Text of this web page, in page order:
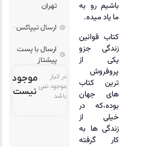
باشیم رو به
ما یاد میده.
کتاب قوانین
زندگی جزو
یکی از
پروفروش
ترین کتاب
های جهان
بوده،که در
خیلی از
زندگی ها به
کار گرفته
تهران
ارسال تیپاکس
ارسال با پست
پیشتاز
در انبار
موجود نمی
باشد
موجود
نیست